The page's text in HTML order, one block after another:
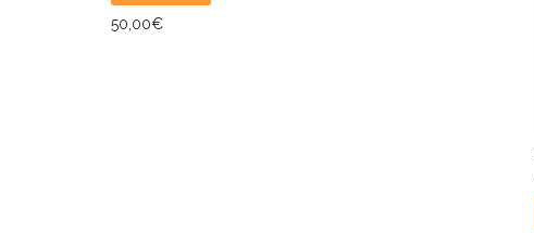
50,00€